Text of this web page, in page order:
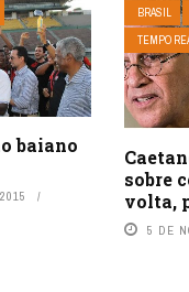
baiano
BRASIL
TEMPO
sobre
volta,
5 DE